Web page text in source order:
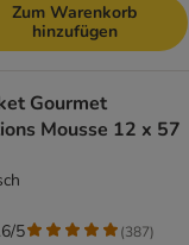
Zum Warenkorb
hinzufügen
Gourmet
Mousse 12 x 57
5 (387)